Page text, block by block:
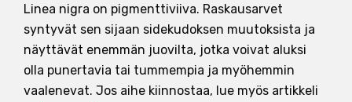
Linea nigra on pigmenttiviiva. Raskausarvet
syntyvät sen sijaan sidekudoksen muutoksista ja
näyttävät enemmän juovilta, jotka voivat aluksi
olla punertavia tai tummempia ja myöhemmin
vaalenevat. Jos aihe kiinnostaa, lue myös artikkeli